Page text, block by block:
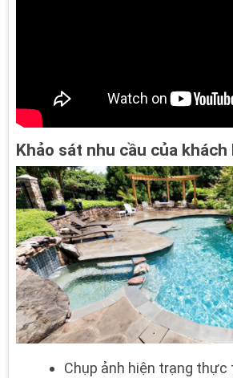
Khảo sát nhu cầu của khách
Chụp ảnh hiện trạng thực